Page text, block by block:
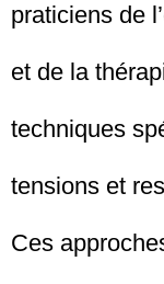
praticiens de
et de la
techniques
tensions et
Ces